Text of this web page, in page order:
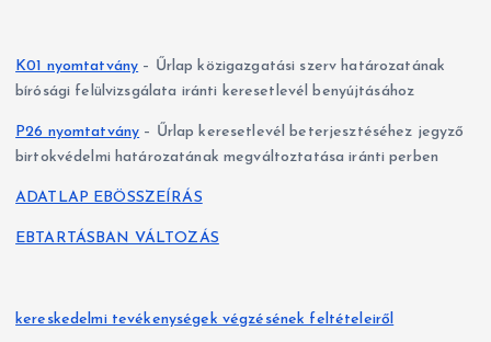
K01 nyomtatvány – Űrlap közigazgatási szerv határozatának
bírósági felülvizsgálata iránti keresetlevél benyújtásához
P26 nyomtatvány – Űrlap keresetlevél beterjesztéséhez jegyző
birtokvédelmi határozatának megváltoztatása iránti perben
ADATLAP EBÖSSZEÍRÁS
EBTARTÁSBAN VÁLTOZÁS
kereskedelmi tevékenységek végzésének feltételeiről